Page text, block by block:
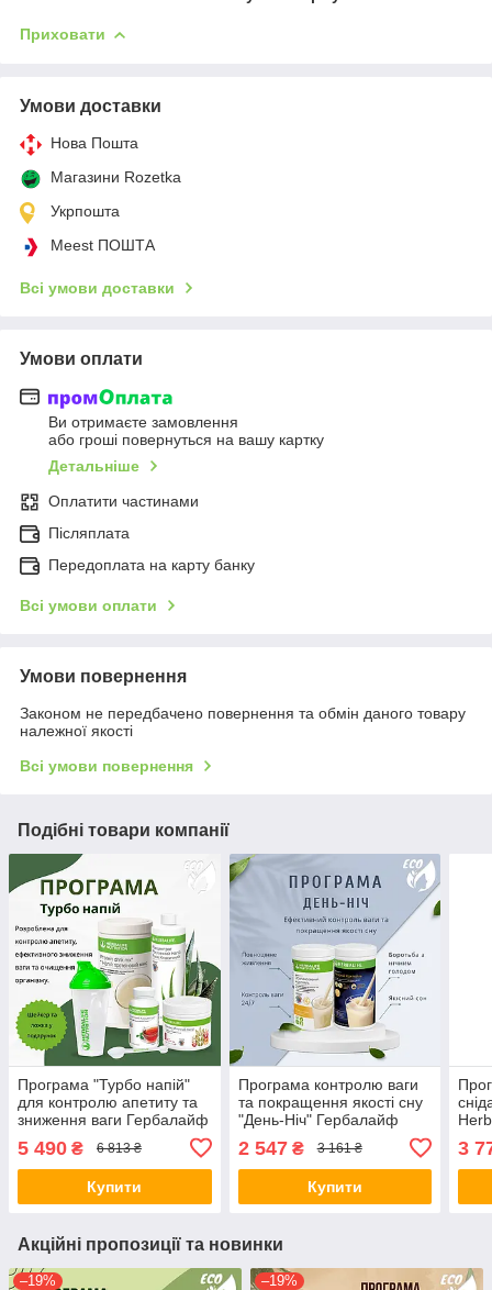
Приховати
Умови доставки
Нова Пошта
Магазини Rozetka
Укрпошта
Meest ПОШТА
Всі умови доставки
Умови оплати
Ви отримаєте замовлення
або гроші повернуться на вашу картку
Детальніше
Оплатити частинами
Післяплата
Передоплата на карту банку
Всі умови оплати
Умови повернення
Законом не передбачено повернення та обмін даного товару
належної якості
Всі умови повернення
Подібні товари компанії
Програма "Турбо напій"
для контролю апетиту та
зниження ваги Гербалайф
Herbalife (+ у подарунок
шейкер та ложка)
5 490 ₴ 6 813 ₴
Купити
Програма контролю ваги
та покращення якості сну
"День-Ніч" Гербалайф
Herbalife ( з коктейлем на
вибір)
2 547₴ 3 161 ₴
Купити
3
Акційні пропозиції та новинки
–19% –19%